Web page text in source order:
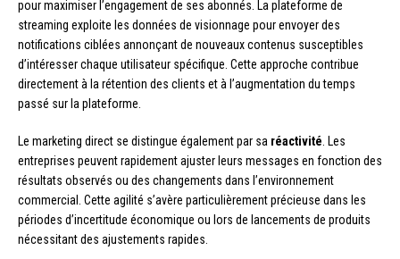
pour maximiser l’engagement de ses abonnés. La plateforme de
streaming exploite les données de visionnage pour envoyer des
notifications ciblées annonçant de nouveaux contenus susceptibles
d’intéresser chaque utilisateur spécifique. Cette approche contribue
directement à la rétention des clients et à l’augmentation du temps
passé sur la plateforme.
Le marketing direct se distingue également par sa réactivité. Les
entreprises peuvent rapidement ajuster leurs messages en fonction des
résultats observés ou des changements dans l’environnement
commercial. Cette agilité s’avère particulièrement précieuse dans les
périodes d’incertitude économique ou lors de lancements de produits
nécessitant des ajustements rapides.